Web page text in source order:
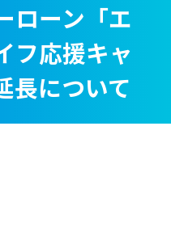
トバンキング
ン
ローン「エ
フ応援キャ
長について